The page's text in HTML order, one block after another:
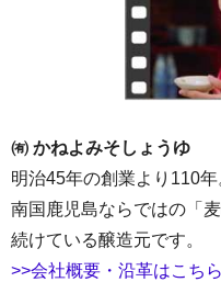
㈲ かねよみそしょうゆ
明治45年の創業より110年
南国鹿児島ならではの「
続けている醸造元です。
>>会社概要・沿革はこちら